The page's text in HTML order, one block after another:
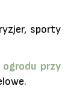
sporty
przy